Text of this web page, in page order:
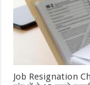
Job Resignation